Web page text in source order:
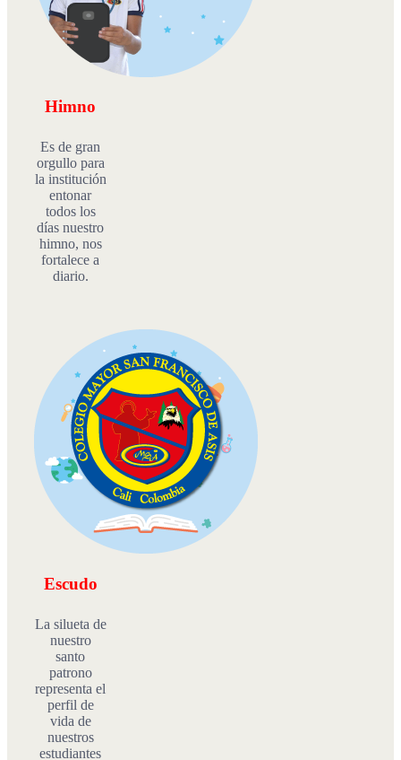
Himno
Es de gran
orgullo para
la institución
entonar
todos los
días nuestro
himno, nos
fortalece a
diario.
Escudo
La silueta de
nuestro
santo
patrono
representa el
perfil de
vida de
nuestros
estudiantes